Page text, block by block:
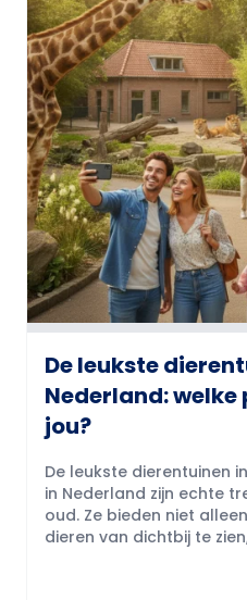
De leukste
Nederland:
jou?
De leukste dierentuinen
in Nederland zijn echte
oud. Ze bieden niet
dieren van dichtbij te